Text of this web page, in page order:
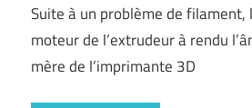
Suite à un problème de filament,
moteur de l’extrudeur à rendu
mère de l’imprimante 3D